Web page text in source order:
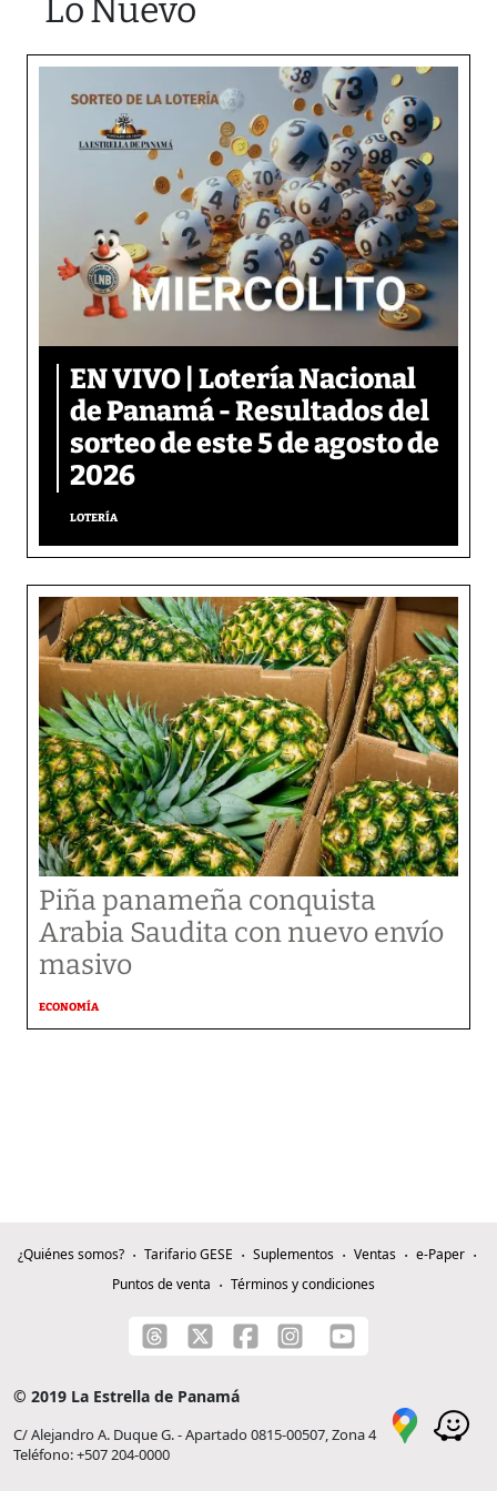
Lo Nuevo
EN VIVO | Lotería Nacional
de Panamá - Resultados del
sorteo de este 5 de agosto de
2026
LOTERÍA
Piña panameña conquista
Arabia Saudita con nuevo envío
masivo
ECONOMÍA
¿Quiénes somos? Tarifario GESE Suplementos Ventas
e-Paper
Puntos de venta
Términos y condiciones
© 2019 La Estrella de Panamá
C/ Alejandro A. Duque G. - Apartado 0815-00507, Zona 4
Teléfono: +507 204-0000